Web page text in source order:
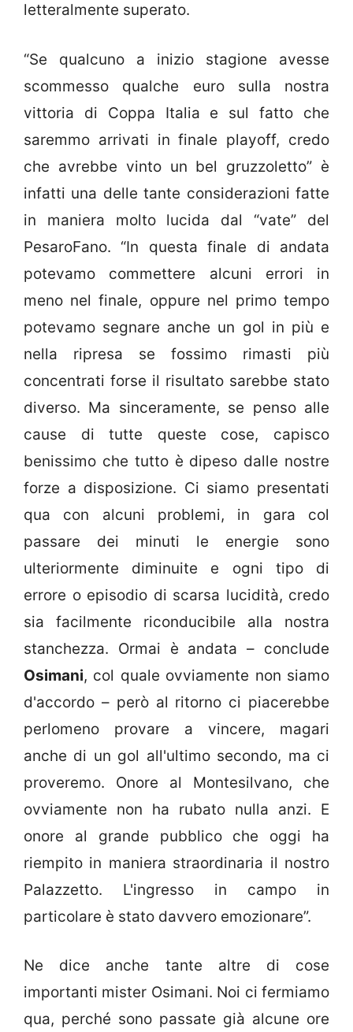
letteralmente superato.
“Se qualcuno a inizio stagione avesse
scommesso qualche euro sulla nostra
vittoria di Coppa Italia e sul fatto che
saremmo arrivati in finale playoff, credo
che avrebbe vinto un bel gruzzoletto” è
infatti una delle tante considerazioni fatte
in maniera molto lucida dal “vate” del
PesaroFano. “In questa finale di andata
potevamo commettere alcuni errori in
meno nel finale, oppure nel primo tempo
potevamo segnare anche un gol in più e
nella ripresa se fossimo rimasti più
concentrati forse il risultato sarebbe stato
diverso. Ma sinceramente, se penso alle
cause di tutte queste cose, capisco
benissimo che tutto è dipeso dalle nostre
forze a disposizione. Ci siamo presentati
qua con alcuni problemi, in gara col
passare dei minuti le energie sono
ulteriormente diminuite e ogni tipo di
errore o episodio di scarsa lucidità, credo
sia facilmente riconducibile alla nostra
stanchezza. Ormai è andata – conclude
Osimani, col quale ovviamente non siamo
d'accordo – però al ritorno ci piacerebbe
perlomeno provare a vincere, magari
anche di un gol all'ultimo secondo, ma ci
proveremo. Onore al Montesilvano, che
ovviamente non ha rubato nulla anzi. E
onore al grande pubblico che oggi ha
riempito in maniera straordinaria il nostro
Palazzetto. L'ingresso in campo in
particolare è stato davvero emozionare”.
Ne dice anche tante altre di cose
importanti mister Osimani. Noi ci fermiamo
qua, perché sono passate già alcune ore